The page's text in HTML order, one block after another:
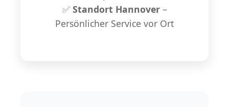
✅ Standort Hannover–
Persönlicher Service vor Ort